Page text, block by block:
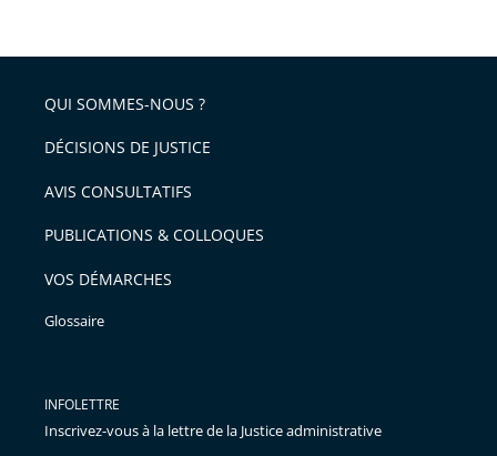
QUI SOMMES-NOUS ?
DÉCISIONS DE JUSTICE
AVIS CONSULTATIFS
PUBLICATIONS & COLLOQUES
VOS DÉMARCHES
Glossaire
INFOLETTRE
Inscrivez-vous à la lettre de la Justice administrative